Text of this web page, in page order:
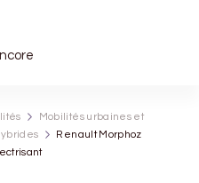
Mobilités urbaines et
Renault Morphoz